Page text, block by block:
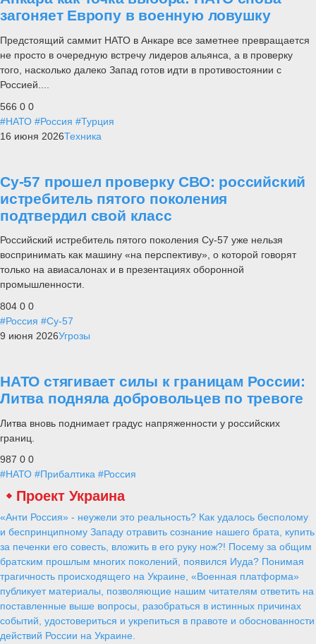
загоняет Европу в военную ловушку
Предстоящий саммит НАТО в Анкаре все заметнее превращается
не просто в очередную встречу лидеров альянса, а в проверку
того, насколько далеко Запад готов идти в противостоянии с
Россией....
566 0 0
#НАТО #Россия #Турция
16 июня 2026Техника
Су-57 прошел проверку СВО: российский
истребитель пятого поколения
подтвердил свой класс
Российский истребитель пятого поколения Су-57 уже нельзя
воспринимать как машину «на перспективу», о которой говорят
только на авиасалонах и в презентациях оборонной
промышленности.
804 0 0
#Россия #Су-57
9 июня 2026Угрозы
НАТО стягивает силы к границам России:
Литва подняла добровольцев по тревоге
Литва вновь поднимает градус напряженности у российских
границ.
987 0 0
#НАТО #Прибалтика #Россия
Проект Украина
«Анти Россия» - неужели это реальность? Как удалось бесполому
и беспринципному Западу отравить сознание нашего брата, купить
за печенки его совесть, вложить в его руку нож?! Посему за общим
братским прошлым многих поколений, появился Иуда? Понимая
трагичность происходящего на Украине, «Военная платформа»
публикует материалы, позволяющие нашим читателям ответить на
поставленные выше вопросы, разобраться в истинных причинах
событий, удостовериться и укрепиться в правоте и обоснованности
действий России на Украине.